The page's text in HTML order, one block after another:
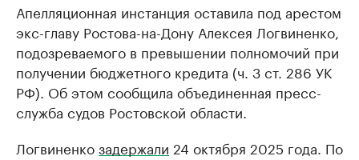
Апелляционная инстанция оставила под арестом
экс-главу Ростова-на-Дону Алексея Логвиненко,
подозреваемого в превышении полномочий при
получении бюджетного кредита (ч. 3 ст. 286 УК
РФ). Об этом сообщила объединенная пресс-
служба судов Ростовской области.
Логвиненкозадержали 24 октября 2025 года. По